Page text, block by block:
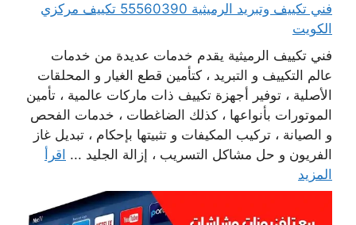
فني تكييف وتبريد الرميثية 55560390 تكييف مركزي
الكويت
فني تكييف الرميثية يقدم خدمات عديدة من خدمات
عالم التكييف و التبريد ، كتأمين قطع الغيار و المحلقات
الأصلية ، توفير أجهزة تكييف ذات ماركات عالمية ، تأمين
الموتورات بأنواعها ، كذلك الضاغطات ، خدمات الفحص
و الصيانة ، تركيب المكيفات و تثبيتها بإحكام ، تبديل غاز
الفريون و حل مشاكل التسريب ، إزالة الجليد ... اقرأ
المزيد